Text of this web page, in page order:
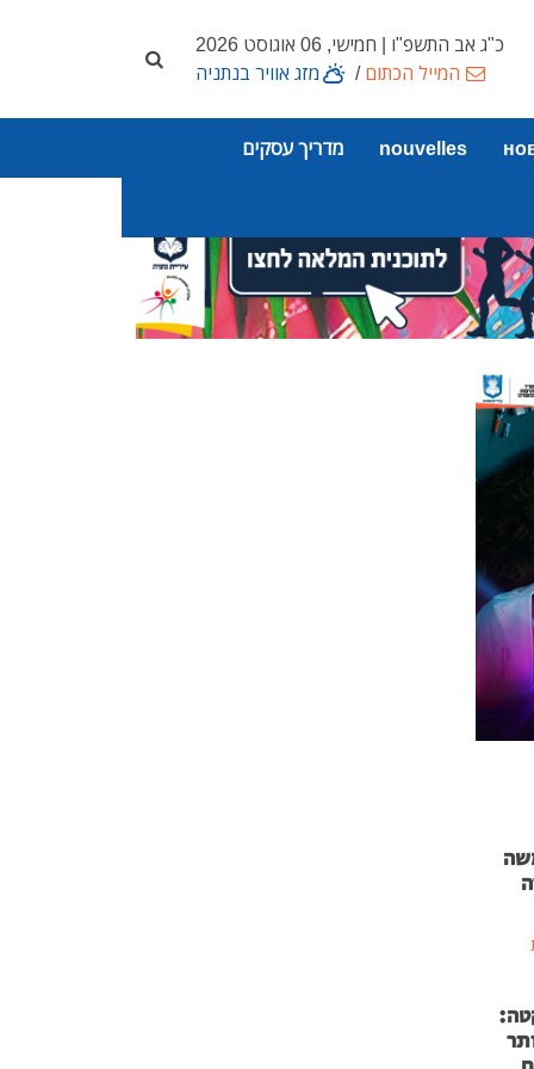
כ"ג אב התשפ"ו | חמישי, 06 אוגוסט 2026
המייל הכתום/ מזג אוויר בנתניה
nouvelles מדריך עסקים
נמשה
אותר